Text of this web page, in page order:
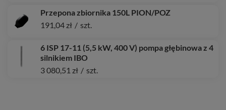
Przepona zbiornika 150L PION/POZ
191,04 zł / szt.
6 ISP 17-11 (5,5 kW, 400 V) pompa głębinowa z 4
silnikiem IBO
3 080,51 zł / szt.